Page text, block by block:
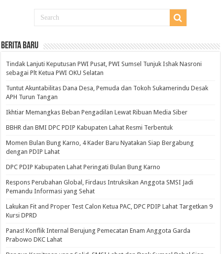
BERITA BARU
Tindak Lanjuti Keputusan PWI Pusat, PWI Sumsel Tunjuk Ishak Nasroni
sebagai Plt Ketua PWI OKU Selatan
Tuntut Akuntabilitas Dana Desa, Pemuda dan Tokoh Sukamerindu Desak
APH Turun Tangan
Ikhtiar Memangkas Beban Pengadilan Lewat Ribuan Media Siber
BBHR dan BMI DPC PDIP Kabupaten Lahat Resmi Terbentuk
Momen Bulan Bung Karno, 4 Kader Baru Nyatakan Siap Bergabung
dengan PDIP Lahat
DPC PDIP Kabupaten Lahat Peringati Bulan Bung Karno
Respons Perubahan Global, Firdaus Intruksikan Anggota SMSI Jadi
Pemandu Informasi yang Sehat
Lakukan Fit and Proper Test Calon Ketua PAC, DPC PDIP Lahat Targetkan 9
Kursi DPRD
Panas! Konflik Internal Berujung Pemecatan Enam Anggota Garda
Prabowo DKC Lahat